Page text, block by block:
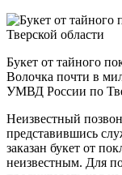
Букет от тайного
Волочка почти в
УМВД России по
Неизвестный
представившись
заказан букет от
неизвестным. Для